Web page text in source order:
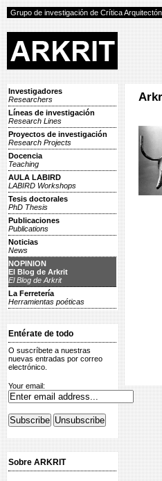
Grupo de investigación de Crítica
Investigadores
Researchers
Líneas de investigación
Research Lines
Proyectos de investigación
Research Projects
Docencia
Teaching
AULA LABIRD
LABIRD Workshops
Tesis doctorales
PhD Thesis
Publicaciones
Publications
Noticias
News
NOPINION
El Blog de Arkrit
El Blog de Arkrit
La Ferretería
Herramientas poéticas
Entérate de todo
O suscríbete a nuestras
nuevas entradas por correo
electrónico.
Your email:
Sobre ARKRIT